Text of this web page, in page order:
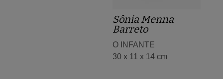
Sônia Menna
Barreto
O INFANTE
30 x 11 x 14 cm